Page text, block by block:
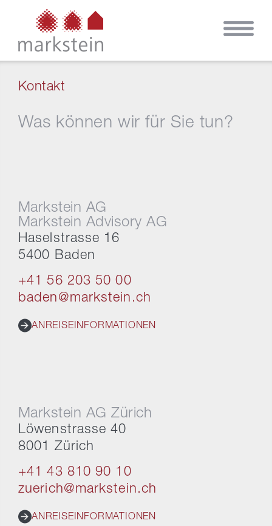
Kontakt
Was können wir für Sie tun?
Markstein AG
Markstein Advisory AG
Haselstrasse 16
5400 Baden
+41 56 203 50 00
baden@markstein.ch
ANREISEINFORMATIONEN
Markstein AG Zürich
Löwenstrasse 40
8001 Zürich
+41 43 810 90 10
zuerich@markstein.ch
ANREISEINFORMATIONEN